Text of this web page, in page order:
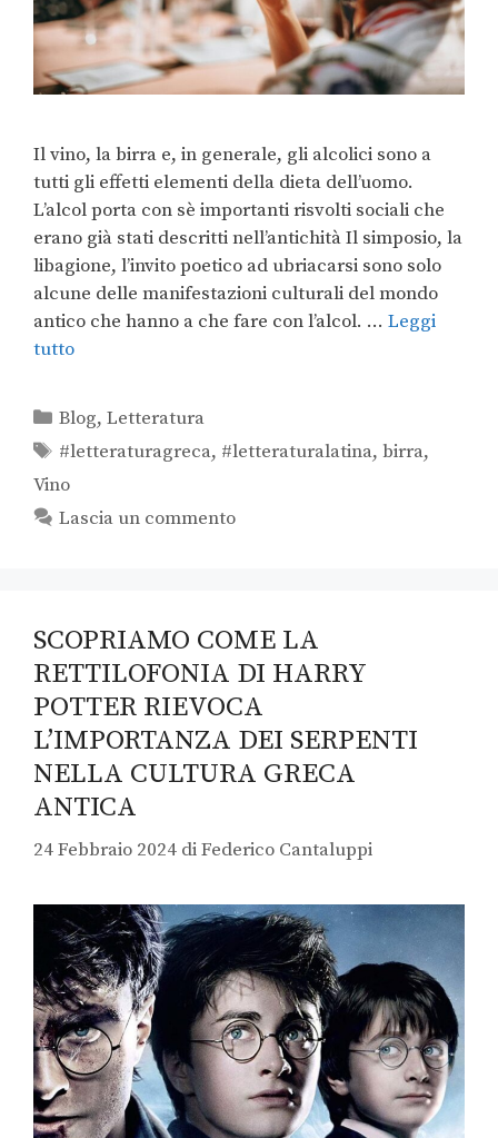
Il vino, la birra e, in generale, gli alcolici sono a
tutti gli effetti elementi della dieta dell’uomo.
L’alcol porta con sè importanti risvolti sociali che
erano già stati descritti nell’antichità Il simposio, la
libagione, l’invito poetico ad ubriacarsi sono solo
alcune delle manifestazioni culturali del mondo
antico che hanno a che fare con l’alcol. … Leggi
tutto
Blog,Letteratura
#letteraturagreca, #letteraturalatina,birra,
Vino
Lascia un commento
SCOPRIAMO COME LA
RETTILOFONIA DI HARRY
POTTER RIEVOCA
L’IMPORTANZA DEI SERPENTI
NELLA CULTURA GRECA
ANTICA
24 Febbraio 2024 diFederico Cantaluppi